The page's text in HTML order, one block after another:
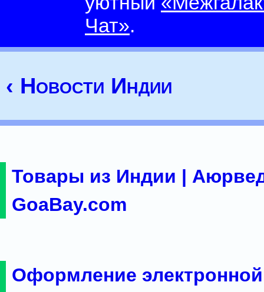
Чат».
‹ Новости Индии
Товары из Индии |
GoaBay.com
Оформление электронной